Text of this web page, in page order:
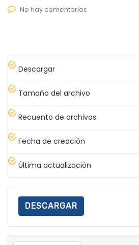
No hay comentarios
Descargar
Tamaño del archivo
Recuento de archivos
Fecha de creación
Última actualización
DESCARGAR